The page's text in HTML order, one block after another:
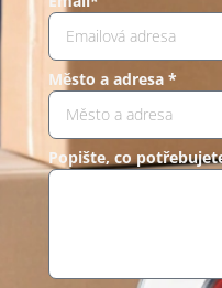
Město a adresa *
Popište, co